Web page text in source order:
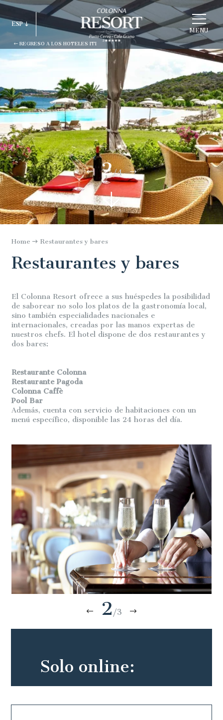
MENU
REGRESO A LOS HOTELES ITI
ESP
ESP
RUS
ELEGIR
ESTRUCTURA
2/4
Home Restaurantes y bares
Restaurantes y bares
El Colonna Resort ofrece a sus huéspedes la posibilidad
de saborear no solo los platos de la gastronomía local,
sino también especialidades nacionales e
internacionales, creadas por las manos expertas de
nuestros chefs. El hotel dispone de dos restaurantes y
dos bares:
Restaurante Colonna
Restaurante Pagoda
Colonna Caffè
Pool Bar
Además, cuenta con servicio de habitaciones con un
menú específico, disponible las 24 horas del día.
2 /3
Solo online: